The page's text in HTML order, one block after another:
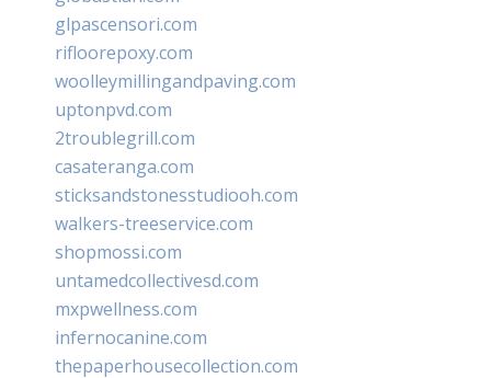
glpascensori.com
rifloorepoxy.com
woolleymillingandpaving.com
uptonpvd.com
2troublegrill.com
casateranga.com
sticksandstonesstudiooh.com
walkers-treeservice.com
shopmossi.com
untamedcollectivesd.com
mxpwellness.com
infernocanine.com
thepaperhousecollection.com